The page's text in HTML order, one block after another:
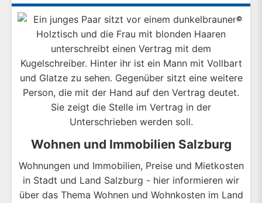
©
Wohnen und Immobilien Salzburg
Wohnungen und Immobilien, Preise und Mietkosten
in Stadt und Land Salzburg - hier informieren wir
über das Thema Wohnen und Wohnkosten im Land